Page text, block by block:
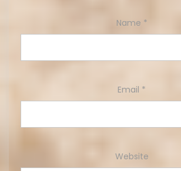
Name *
Email *
Website